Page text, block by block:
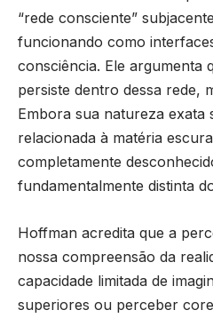
“rede consciente”
funcionando como
consciência. Ele argumenta
persiste dentro dessa rede,
Embora sua natureza exata
relacionada à matéria
completamente
fundamentalmente distinta
Hoffman acredita que a
nossa compreensão da
capacidade limitada de
superiores ou perceber